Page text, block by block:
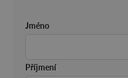
Jméno
Příjmení